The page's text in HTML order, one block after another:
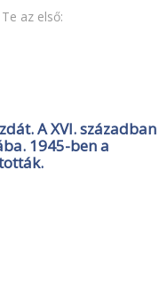
az első:
A XVI. században
1945-ben a